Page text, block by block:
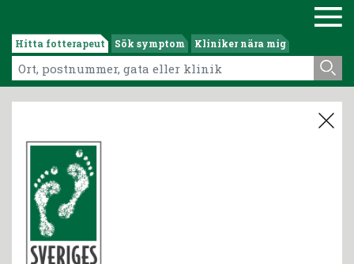
Hitta fotterapeut Sök symptom Kliniker nära mig